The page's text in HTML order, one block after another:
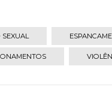
SEXUAL